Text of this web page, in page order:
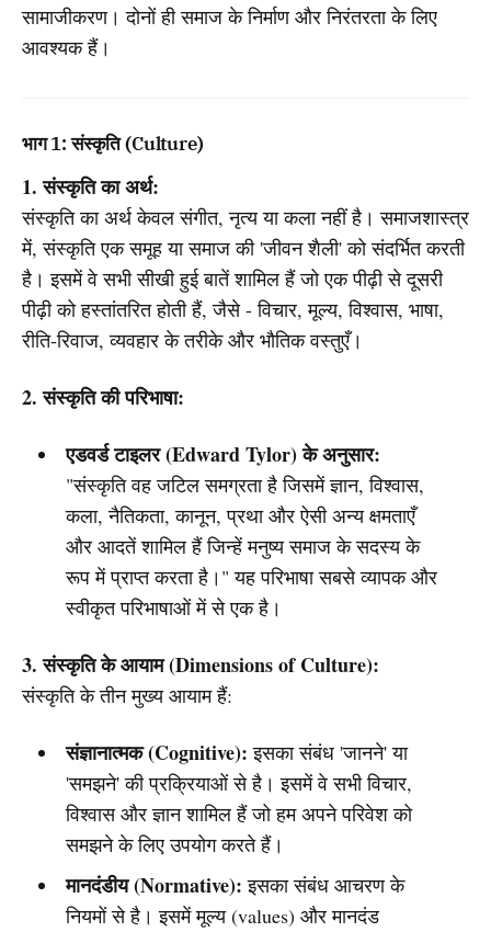
सामाजीकरण। दोनों ही समाज के निर्माण और निरंतरता के लिए
आवश्यक हैं।
भाग 1: संस्कृति (Culture)
1. संस्कृति का अर्थ:
संस्कृति का अर्थ केवल संगीत, नृत्य या कला नहीं है। समाजशास्त्र
में, संस्कृति एक समूह या समाज की 'जीवन शैली' को संदर्भित करती
है। इसमें वे सभी सीखी हुई बातें शामिल हैं जो एक पीढ़ी से दूसरी
पीढ़ी को हस्तांतरित होती हैं, जैसे - विचार, मूल्य, विश्वास, भाषा,
रीति-रिवाज, व्यवहार के तरीके और भौतिक वस्तुएँ।
2. संस्कृति की परिभाषा:
एडवर्ड टाइलर (Edward Tylor) के अनुसार:
"संस्कृति वह जटिल समग्रता है जिसमें ज्ञान, विश्वास,
कला, नैतिकता, कानून, प्रथा और ऐसी अन्य क्षमताएँ
और आदतें शामिल हैं जिन्हें मनुष्य समाज के सदस्य के
रूप में प्राप्त करता है।" यह परिभाषा सबसे व्यापक और
स्वीकृत परिभाषाओं में से एक है।
3. संस्कृति के आयाम (Dimensions of Culture):
संस्कृति के तीन मुख्य आयाम हैं:
संज्ञानात्मक (Cognitive): इसका संबंध 'जानने' या
'समझने' की प्रक्रियाओं से है। इसमें वे सभी विचार,
विश्वास और ज्ञान शामिल हैं जो हम अपने परिवेश को
समझने के लिए उपयोग करते हैं।
मानदंडीय (Normative): इसका संबंध आचरण के
नियमों से है। इसमें मूल्य (values) और मानदंड